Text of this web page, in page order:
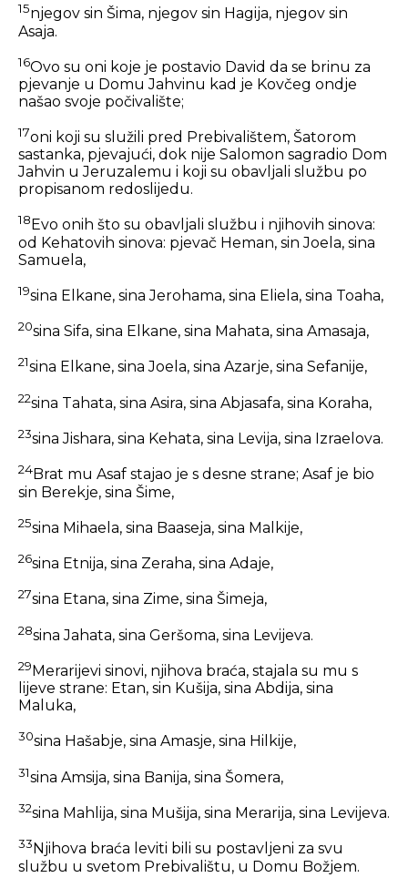
15njegov sin Šima, njegov sin Hagija, njegov sin
Asaja.
16Ovo su oni koje je postavio David da se brinu za
pjevanje u Domu Jahvinu kad je Kovčeg ondje
našao svoje počivalište;
17oni koji su služili pred Prebivalištem, Šatorom
sastanka, pjevajući, dok nije Salomon sagradio Dom
Jahvin u Jeruzalemu i koji su obavljali službu po
propisanom redoslijedu.
18 Evo onih što su obavljali službu i njihovih sinova:
od Kehatovih sinova: pjevač Heman, sin Joela, sina
Samuela,
19sina Elkane, sina Jerohama, sina Eliela, sina Toaha,
20sina Sifa, sina Elkane, sina Mahata, sina Amasaja,
21sina Elkane, sina Joela, sina Azarje, sina Sefanije,
22sina Tahata, sina Asira, sina Abjasafa, sina Koraha,
23sina Jishara, sina Kehata, sina Levija, sina Izraelova.
24Brat mu Asaf stajao je s desne strane; Asaf je bio
sin Berekje, sina Šime,
25sina Mihaela, sina Baaseja, sina Malkije,
26sina Etnija, sina Zeraha, sina Adaje,
27sina Etana, sina Zime, sina Šimeja,
28sina Jahata, sina Geršoma, sina Levijeva.
29 Merarijevi sinovi, njihova braća, stajala su mu s
lijeve strane: Etan, sin Kušija, sina Abdija, sina
Maluka,
30sina Hašabje, sina Amasje, sina Hilkije,
31sina Amsija, sina Banija, sina Šomera,
32sina Mahlija, sina Mušija, sina Merarija, sina Levijeva.
33 Njihova braća leviti bili su postavljeni za svu
službu u svetom Prebivalištu, u Domu Božjem.